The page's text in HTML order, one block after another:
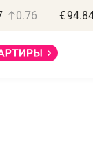
0.76 €